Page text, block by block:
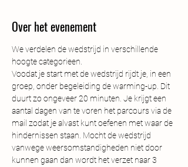
Over het evenement
We verdelen de wedstrijd in verschillende
hoogte categorieen.
Voodat je start met de wedstrijd rijdt je, in een
groep, onder begeleiding de warming-up. Dit
duurt zo ongeveer 20 minuten. Je krijgt een
aantal dagen van te voren het parcours via de
mail zodat je alvast kunt oefenen met waar de
hindernissen staan. Mocht de wedstrijd
vanwege weersomstandigheden niet door
kunnen gaan dan wordt het verzet naar 3